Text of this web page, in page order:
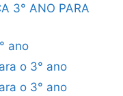
3° ANO PARA
ano
o 3° ano
o 3° ano